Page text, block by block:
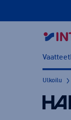
Vaatteet
Ulkoilu